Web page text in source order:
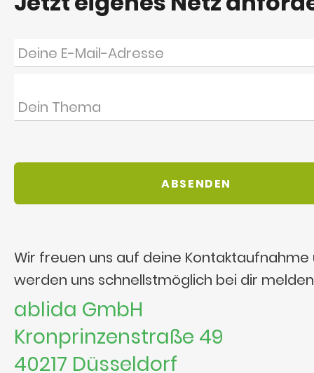
Wir freuen uns auf deine Kontaktaufnahme
werden uns schnellstmöglich bei dir
ablida GmbH
Kronprinzenstraße 49
40217 Düsseldorf